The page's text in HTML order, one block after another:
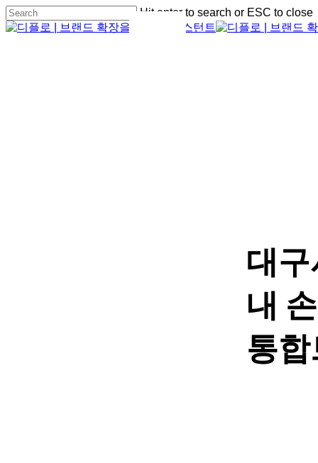
Skip
to
main
Hit enter to search or ESC to close
Close
대
내
통